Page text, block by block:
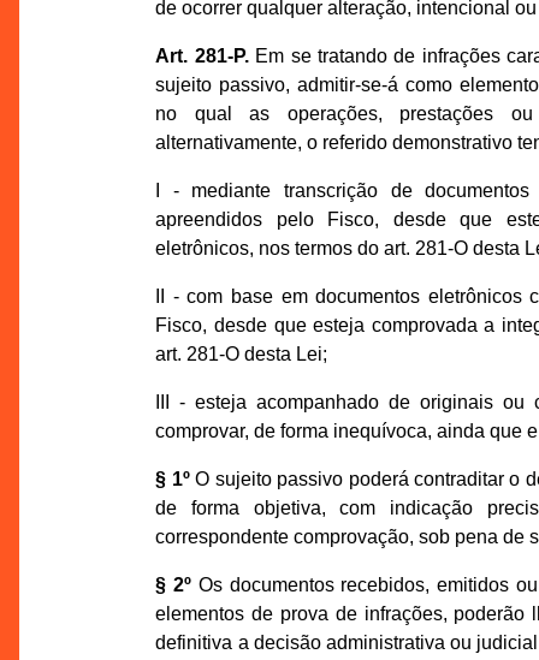
de ocorrer qualquer alteração, intencional
Art. 281-P.Em se tratando de infrações
sujeito passivo, admitir-se-á como
no qual as operações, prestações ou
alternativamente, o referido demonstrativo
I - mediante transcrição de
apreendidos pelo Fisco, desde que
eletrônicos, nos termos do art. 281-O desta
II - com base em documentos
Fisco, desde que esteja comprovada a
art. 281-O desta Lei;
III - esteja acompanhado de originais
comprovar, de forma inequívoca, ainda que
§ 1ºO sujeito passivo poderá contraditar o
de forma objetiva, com indicação
correspondente comprovação, sob pena de
§ 2º Os documentos recebidos, emitidos
elementos de prova de infrações, poderão
definitiva a decisão administrativa ou